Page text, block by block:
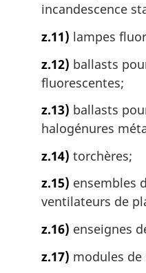
incandescence
z.11) lampes
z.12) ballasts
fluorescentes;
z.13) ballasts
halogénures
z.14) torchères;
z.15) ensembles
ventilateurs de
z.16) enseignes
z.17) modules